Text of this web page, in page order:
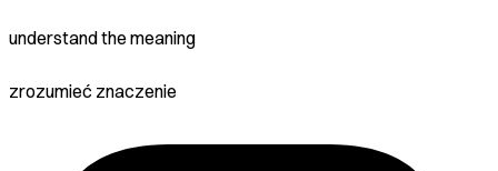
understand the meaning
zrozumieć znaczenie